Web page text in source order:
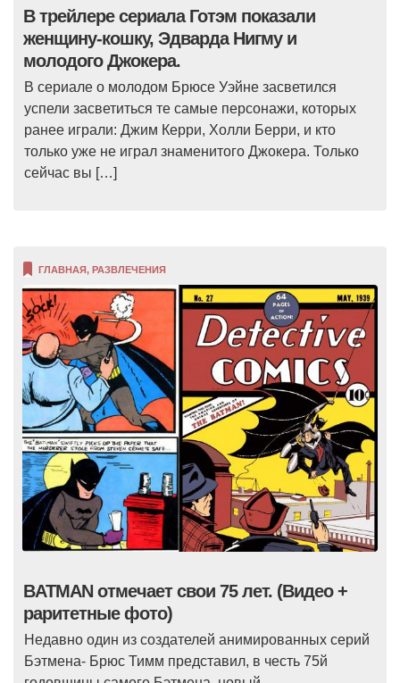
В трейлере сериала Готэм показали
женщину-кошку, Эдварда Нигму и
молодого Джокера.
В сериале о молодом Брюсе Уэйне засветился
успели засветиться те самые персонажи, которых
ранее играли: Джим Керри, Холли Берри, и кто
только уже не играл знаменитого Джокера. Только
сейчас вы […]
ГЛАВНАЯ, РАЗВЛЕЧЕНИЯ
BATMAN отмечает свои 75 лет. (Видео +
раритетные фото)
Недавно один из создателей анимированных серий
Бэтмена- Брюс Тимм представил, в честь 75й